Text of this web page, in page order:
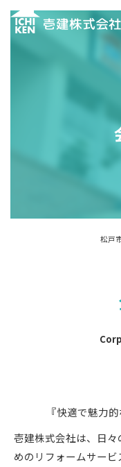
松戸
『快適で魅力
壱建株式会社は、日
めのリフォームサー